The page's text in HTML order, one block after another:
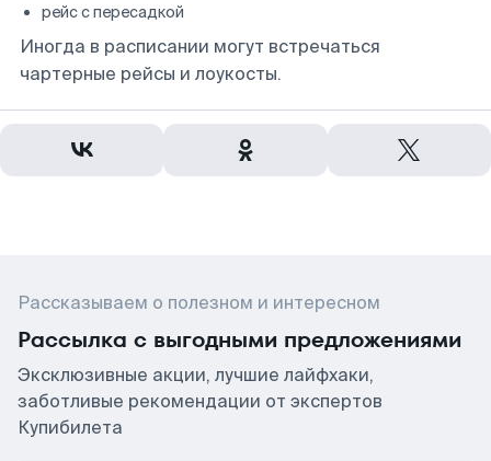
рейс с пересадкой
Иногда в расписании могут встречаться
чартерные рейсы и лоукосты.
Рассказываем о полезном и интересном
Рассылка с выгодными предложениями
Эксклюзивные акции, лучшие лайфхаки,
заботливые рекомендации от экспертов
Купибилета